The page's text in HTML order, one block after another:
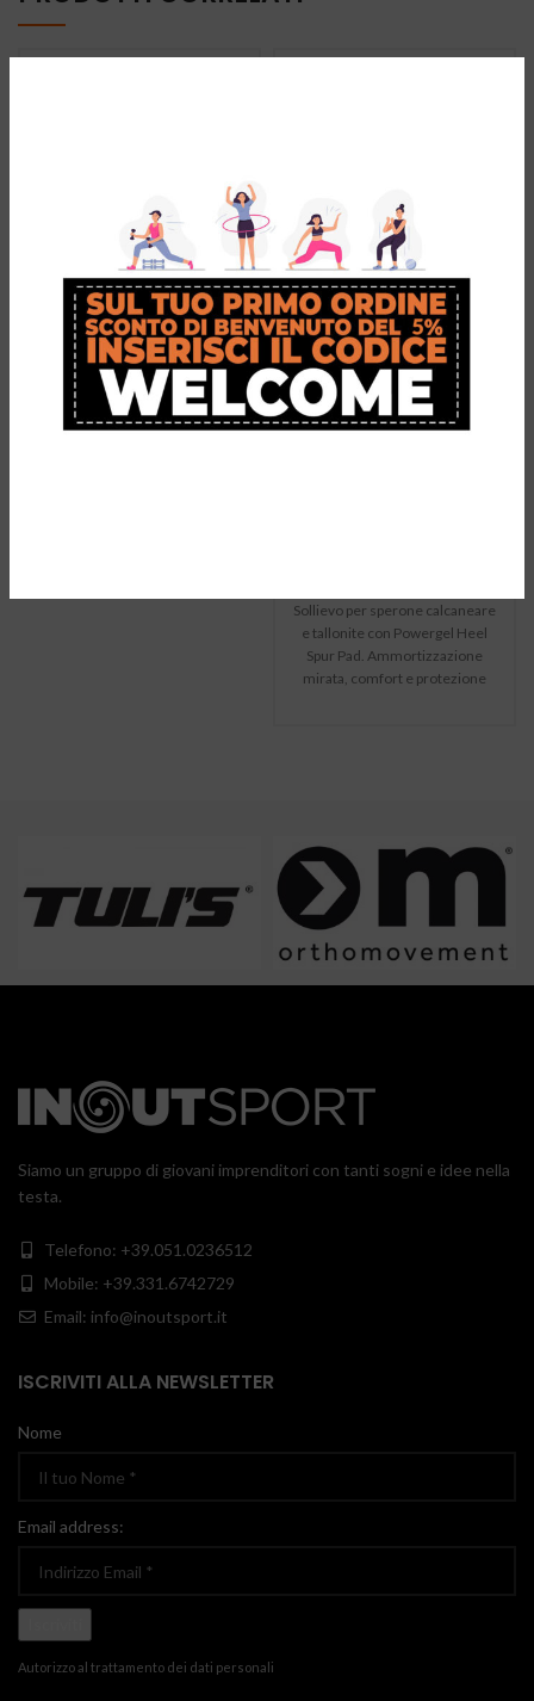
OM Power Gel
Arch Pad
14,90
Powergel Arch Pad è sviluppato
Powergel Heel
Spur Pad:
sollievo
efficace per
Sollievo per sperone calcaneare
e tallonite con Powergel Heel
Spur Pad. Ammortizzazione
mirata, comfort e protezione
Siamo un gruppo di giovani imprenditori con tanti sogni e idee nella
testa.
Telefono: +39.051.0236512
Mobile: +39.331.6742729
Email: info@inoutsport.it
ISCRIVITI ALLA NEWSLETTER
Nome
Email address:
Autorizzo al trattamento dei dati personali